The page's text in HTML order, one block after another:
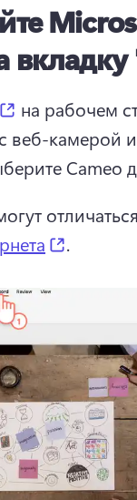
(opens in a
на рабочем
веб-камерой
Cameo
(opens
.